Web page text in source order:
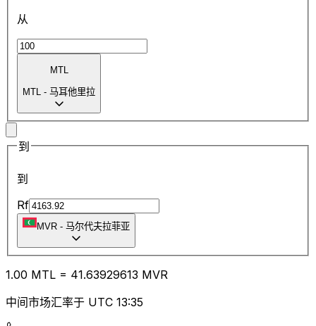
从
MTL
MTL - 马耳他里拉
到
到
Rf
MVR - 马尔代夫拉菲亚
1.00 MTL = 41.63929613 MVR
中间市场汇率于 UTC 13:35